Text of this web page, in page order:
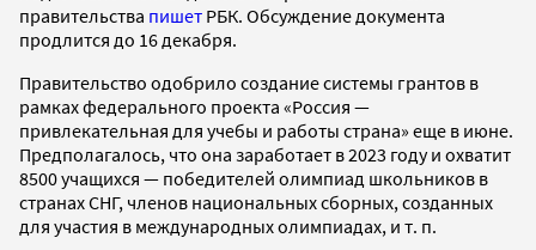
правительства пишет РБК. Обсуждение документа
продлится до 16 декабря.
Правительство одобрило создание системы грантов в
рамках федерального проекта «Россия —
привлекательная для учебы и работы страна» еще в июне.
Предполагалось, что она заработает в 2023 году и охватит
8500 учащихся — победителей олимпиад школьников в
странах СНГ, членов национальных сборных, созданных
для участия в международных олимпиадах, и т. п.